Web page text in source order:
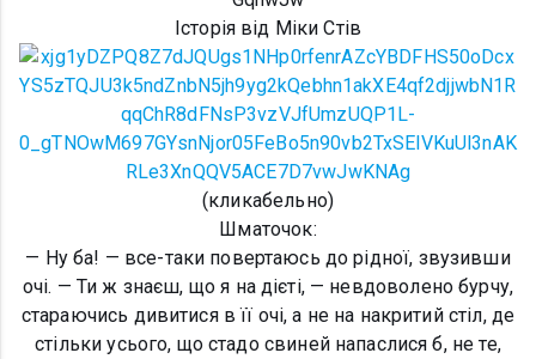
Історія від Міки Стів
(кликабельно)
Шматочок:
— Ну ба! — все-таки повертаюсь до рідної, звузивши
очі. — Ти ж знаєш, що я на дієті, — невдоволено бурчу,
стараючись дивитися в її очі, а не на накритий стіл, де
стільки усього, що стадо свиней напаслися б, не те,